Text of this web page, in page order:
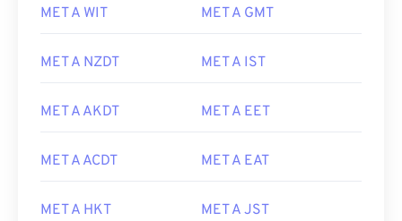
MET A WIT MET A GMT
MET A NZDT MET A IST
MET A AKDT MET A EET
MET A ACDT MET A EAT
MET A HKT MET A JST